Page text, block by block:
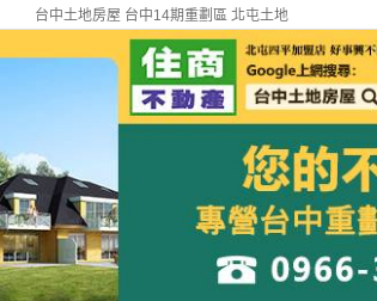
台中土地房屋 台中14期重劃區 北屯土地